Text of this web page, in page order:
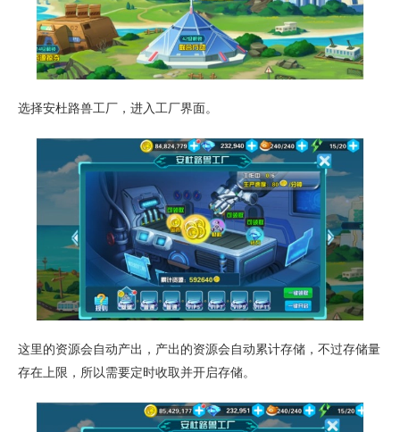
选择安杜路兽工厂，进入工厂界面。
这里的资源会自动产出，产出的资源会自动累计存储，不过存储量
存在上限，所以需要定时收取并开启存储。